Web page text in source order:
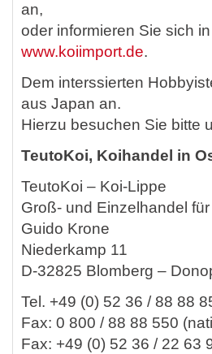
an,
oder informieren Sie sich
www.koiimport.de.
Dem interssierten
aus Japan an.
Hierzu besuchen Sie bitte
TeutoKoi, Koihandel in
TeutoKoi – Koi-Lippe
Groß- und Einzelhandel
Guido Krone
Niederkamp 11
D-32825 Blomberg –
Tel. +49 (0) 52 36 / 88 88
Fax: 0 800 / 88 88 550
Fax: +49 (0) 52 36 / 22 63